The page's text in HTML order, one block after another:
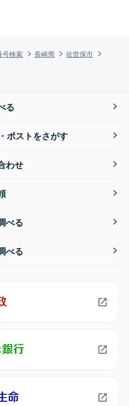
号検索 長崎県
佐世保市
る
ポストをさがす
わせ
べる
べる